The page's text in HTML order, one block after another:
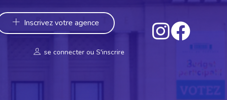
Inscrivez votre agence
se connecter ou S'inscrire